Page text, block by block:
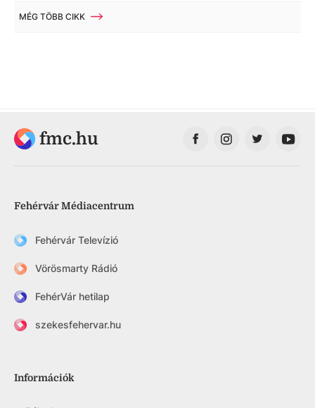
MÉG TÖBB CIKK
fmc.hu
Fehérvár Médiacentrum
Fehérvár Televízió
Vörösmarty Rádió
FehérVár hetilap
szekesfehervar.hu
Információk